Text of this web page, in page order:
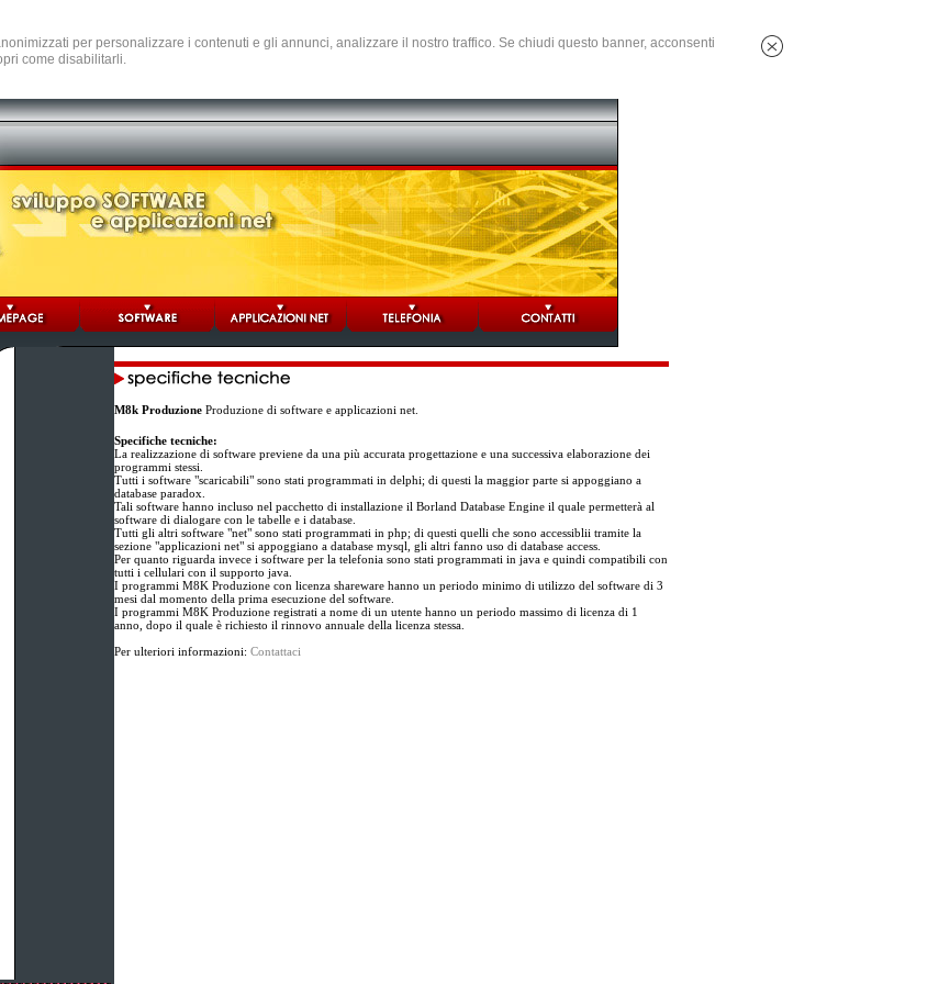
per personalizzare i contenuti e gli annunci, analizzare il nostro traffico. Se chiudi questo banner, acconsenti
come disabilitarli.
M8k ProduzioneProduzione di software e applicazioni net.
Specifiche tecniche:
La realizzazione di software previene da una più accurata progettazione e una successiva elaborazione dei
programmi stessi.
Tutti i software "scaricabili" sono stati programmati in delphi; di questi la maggior parte si appoggiano a
database paradox.
Tali software hanno incluso nel pacchetto di installazione il Borland Database Engine il quale permetterà al
software di dialogare con le tabelle e i database.
Tutti gli altri software "net" sono stati programmati in php; di questi quelli che sono accessiblii tramite la
sezione "applicazioni net" si appoggiano a database mysql, gli altri fanno uso di database access.
Per quanto riguarda invece i software per la telefonia sono stati programmati in java e quindi compatibili con
tutti i cellulari con il supporto java.
I programmi M8K Produzione con licenza shareware hanno un periodo minimo di utilizzo del software di 3
mesi dal momento della prima esecuzione del software.
I programmi M8K Produzione registrati a nome di un utente hanno un periodo massimo di licenza di 1
anno, dopo il quale è richiesto il rinnovo annuale della licenza stessa.
Per ulteriori informazioni: Contattaci